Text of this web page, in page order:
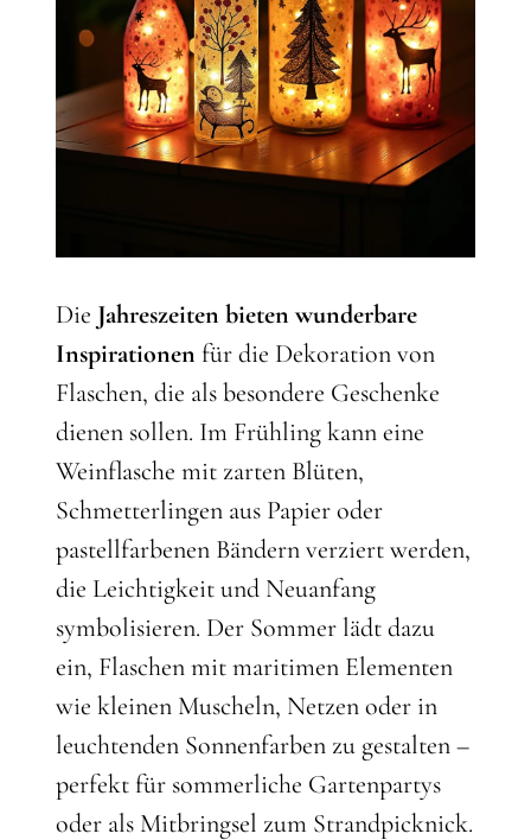
Die Jahreszeiten bieten wunderbare
Inspirationen für die Dekoration von
Flaschen, die als besondere Geschenke
dienen sollen. Im Frühling kann eine
Weinflasche mit zarten Blüten,
Schmetterlingen aus Papier oder
pastellfarbenen Bändern verziert werden,
die Leichtigkeit und Neuanfang
symbolisieren. Der Sommer lädt dazu
ein, Flaschen mit maritimen Elementen
wie kleinen Muscheln, Netzen oder in
leuchtenden Sonnenfarben zu gestalten –
perfekt für sommerliche Gartenpartys
oder als Mitbringsel zum Strandpicknick.